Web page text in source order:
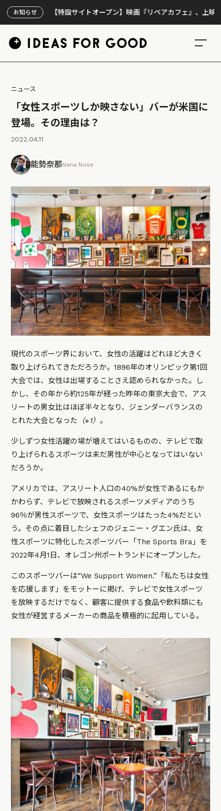
お知らせ
【特設サイトオープン】映画『リペアカフェ』、上映300回の先
ニュース
「女性スポーツしか映さない」バーが米国に
登場。その理由は？
2022.04.11
能勢奈那Nana Nose
現代のスポーツ界において、女性の活躍はどれほど大きく
取り上げられてきただろうか。1896年のオリンピック第1回
大会では、女性は出場することさえ認められなかった。し
かし、その年から約125年が経った昨年の東京大会で、アス
リートの男女比はほぼ半々となり、ジェンダーバランスの
とれた大会となった （※1） 。
少しずつ女性活躍の場が増えてはいるものの、テレビで取
り上げられるスポーツは未だ男性が中心となってはいない
だろうか。
アメリカでは、アスリート人口の40%が女性であるにもか
かわらず、テレビで放映されるスポーツメディアのうち
96％が男性スポーツで、女性スポーツはたった4%だとい
う。その点に着目したシェフのジェニー・グエン氏は、女
性スポーツに特化したスポーツバー「The Sports Bra」を
2022年4月1日、オレゴン州ポートランドにオープンした。
このスポーツバーは“We Support Women.”「私たちは女性
を応援します」をモットーに掲げ、テレビで女性スポーツ
を放映するだけでなく、顧客に提供する食品や飲料類にも
女性が経営するメーカーの商品を積極的に起用している。